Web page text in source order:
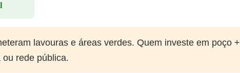
lavouras e áreas verdes. Quem investe em poço +
rede pública.